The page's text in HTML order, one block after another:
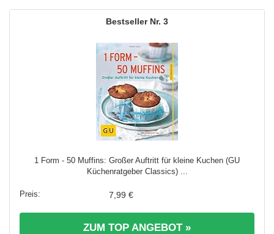
3
1 Form - 50 Muffins: Großer Auftritt für kleine Kuchen (GU
Küchenratgeber Classics) ...
7,99 €
ZUM TOP ANGEBOT »